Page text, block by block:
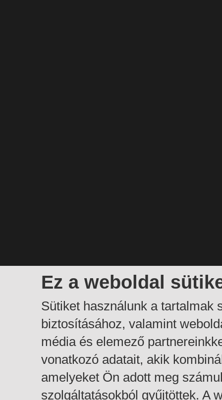
Ez a weboldal
Sütiket használunk a tartalmak
biztosításához, valamint
média és elemező
vonatkozó adatait, akik
amelyeket Ön adott meg
szolgáltatásokból gyűjtöttek. A